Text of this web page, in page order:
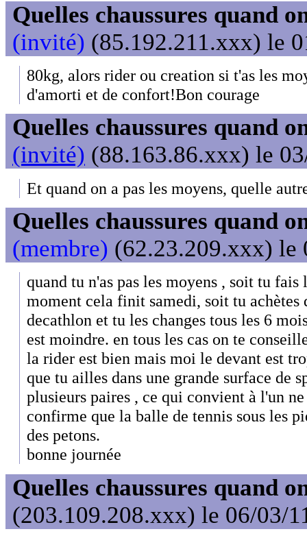
Quelles chaussures quand
(invité) (85.192.211.xxx) le
80kg, alors rider ou creation si t'as les
d'amorti et de confort!Bon courage
Quelles chaussures quand
(invité) (88.163.86.xxx) le
Et quand on a pas les moyens, quelle
Quelles chaussures quand
(membre) (62.23.209.xxx) le
quand tu n'as pas les moyens , soit tu fais
moment cela finit samedi, soit tu achètes
decathlon et tu les changes tous les 6
est moindre. en tous les cas on te
la rider est bien mais moi le devant est
que tu ailles dans une grande surface de
plusieurs paires , ce qui convient à l'un
confirme que la balle de tennis sous les
des petons.
bonne journée
Quelles chaussures quand
(203.109.208.xxx) le 06/03/